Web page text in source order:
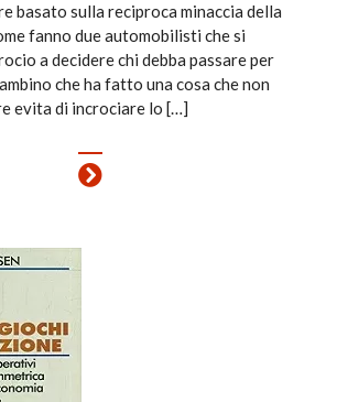
basato sulla reciproca minaccia della
fanno due automobilisti che si
a decidere chi debba passare per
che ha fatto una cosa che non
evita di incrociare lo […]